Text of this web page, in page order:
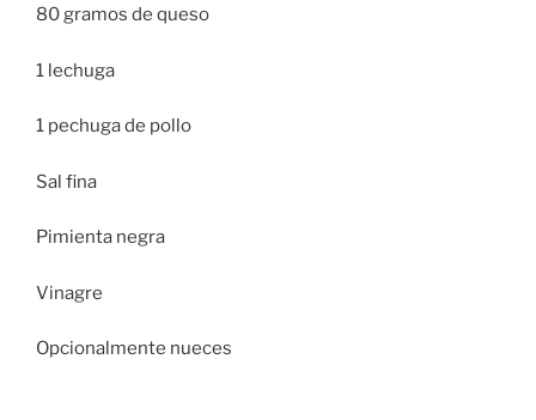
80 gramos de queso
1 lechuga
1 pechuga de pollo
Sal fina
Pimienta negra
Vinagre
Opcionalmente nueces